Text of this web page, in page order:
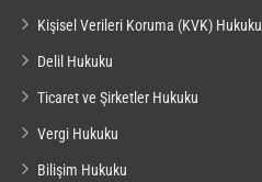
Kişisel Verileri Koruma (KVK) Hukuku
Delil Hukuku
Ticaret ve Şirketler Hukuku
Vergi Hukuku
Bilişim Hukuku